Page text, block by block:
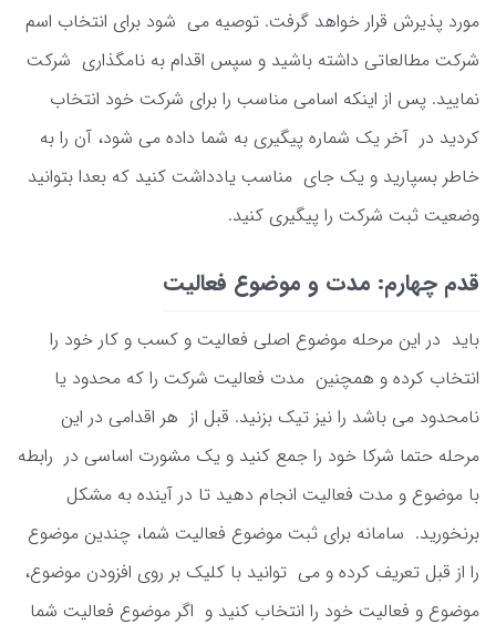
مورد پذیرش قرار خواهد گرفت. توصیه می شود برای انتخاب اسم
شرکت مطالعاتی داشته باشید و سپس اقدام به نامگذاری شرکت
نمایید. پس از اینکه اسامی مناسب را برای شرکت خود انتخاب
کردید در آخر یک شماره پیگیری به شما داده می شود، آن را به
خاطر بسپارید و یک جای مناسب یادداشت کنید که بعدا بتوانید
وضعیت ثبت شرکت را پیگیری کنید.
قدم چهارم: مدت و موضوع فعالیت
باید در این مرحله موضوع اصلی فعالیت و کسب و کار خود را
انتخاب کرده و همچنین مدت فعالیت شرکت را که محدود یا
نامحدود می باشد را نیز تیک بزنید. قبل از هر اقدامی در این
مرحله حتما شرکا خود را جمع کنید و یک مشورت اساسی در رابطه
با موضوع و مدت فعالیت انجام دهید تا در آینده به مشکل
برنخورید. سامانه برای ثبت موضوع فعالیت شما، چندین موضوع
را از قبل تعریف کرده و می توانید با کلیک بر روی افزودن موضوع،
موضوع و فعالیت خود را انتخاب کنید و اگر موضوع فعالیت شما